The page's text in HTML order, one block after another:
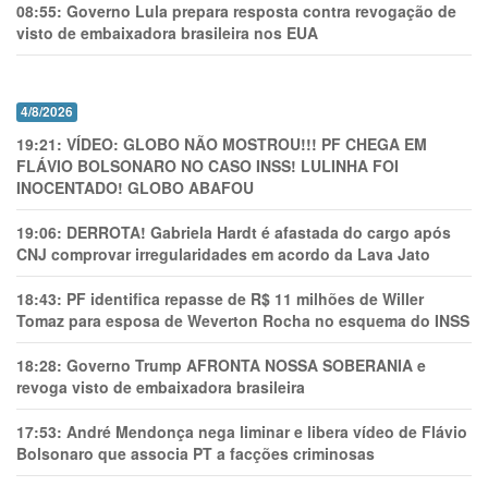
08:55: Governo Lula prepara resposta contra revogação de
visto de embaixadora brasileira nos EUA
4/8/2026
19:21: VÍDEO: GLOBO NÃO MOSTROU!!! PF CHEGA EM
FLÁVIO BOLSONARO NO CASO INSS! LULINHA FOI
INOCENTADO! GLOBO ABAFOU
19:06: DERROTA! Gabriela Hardt é afastada do cargo após
CNJ comprovar irregularidades em acordo da Lava Jato
18:43: PF identifica repasse de R$ 11 milhões de Willer
Tomaz para esposa de Weverton Rocha no esquema do INSS
18:28: Governo Trump AFRONTA NOSSA SOBERANIA e
revoga visto de embaixadora brasileira
17:53: André Mendonça nega liminar e libera vídeo de Flávio
Bolsonaro que associa PT a facções criminosas